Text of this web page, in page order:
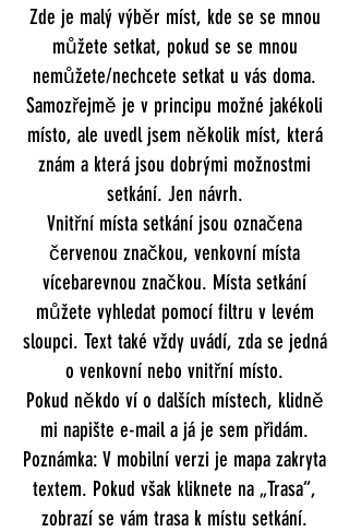
Zde je malý výběr míst, kde se se mnou
můžete setkat, pokud se se mnou
nemůžete/nechcete setkat u vás doma.
Samozřejmě je v principu možné jakékoli
místo, ale uvedl jsem několik míst, která
znám a která jsou dobrými možnostmi
setkání. Jen návrh.
Vnitřní místa setkání jsou označena
červenou značkou, venkovní místa
vícebarevnou značkou. Místa setkání
můžete vyhledat pomocí filtru v levém
sloupci. Text také vždy uvádí, zda se jedná
o venkovní nebo vnitřní místo.
Pokud někdo ví o dalších místech, klidně
mi napište e-mail a já je sem přidám.
Poznámka: V mobilní verzi je mapa zakryta
textem. Pokud však kliknete na „Trasa“,
zobrazí se vám trasa k místu setkání.